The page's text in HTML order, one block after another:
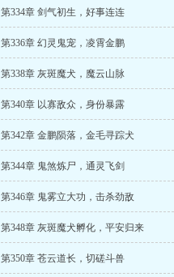
第334章 剑气初生，好事连连
第336章 幻灵鬼宠，凌霄金鹏
第338章 灰斑魔犬，魔云山脉
第340章 以寡敌众，身份暴露
第342章 金鹏陨落，金毛寻踪犬
第344章 鬼煞炼尸，通灵飞剑
第346章 鬼雾立大功，击杀劲敌
第348章 灰斑魔犬孵化，平安归来
第350章 苍云道长，切磋斗兽